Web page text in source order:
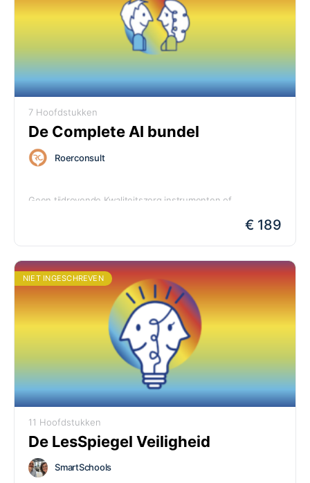
7 Hoofdstukken
De Complete AI bundel
Roerconsult
Geen tijdrovende Kwaliteitszorg instrumenten of
ook kiest, we hebben dé veilige AI oplossing voor jouw€ 189
NIET INGESCHREVEN
11 Hoofdstukken
De LesSpiegel Veiligheid
SmartSchools